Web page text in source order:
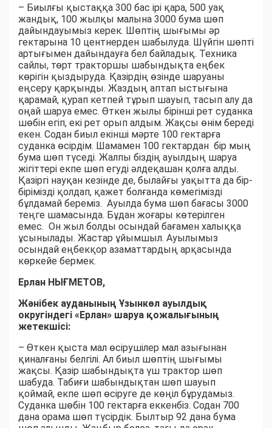
– Биылғы қыстаққа 300 бас ірі қара, 500 уақ
жандық, 100 жылқы малына 3000 бума шөп
дайындауымыз керек. Шөптің шығымы әр
гектарына 10 центнерден шабылуда. Шүйгін шөпті
артығымен дайындауға бел байладық. Техника
сайлы, төрт тракторшы шабындықта еңбек
көрігін қыздыруда. Қазірдің өзінде шаруаны
еңсеру қарқынды. Жаздың аптап ыстығына
қарамай, қурап кетпей тұрып шауып, тасып алу да
оңай шаруа емес. Өткен жылы бірінші рет суданка
шөбін егіп, екі рет орып алдым. Жақсы өнім береді
екен. Содан биыл екінші мәрте 100 гектарға
суданка өсірдім. Шамамен 100 гектардан бір мың
бума шөп түседі. Жалпы біздің ауылдың шаруа
жігіттері екпе шөп егуді әлдеқашан қолға алды.
Қазіргі науқан кезінде де, былайғы уақытта да бір-
бірімізді қолдап, қажет болғанда көмегімізді
бұлдамай береміз. Ауылда бума шөп бағасы 3000
теңге шамасында. Бұдан жоғары көтерілген
емес. Он жыл болды осындай бағамен халыққа
ұсынылады. Жастар ұйымшыл. Ауылымыз
осындай еңбекқор азаматтардың арқасында
көркейе бермек.
Ерлан НЫҒМЕТОВ,
Жәнібек ауданының Ұзынкөл ауылдық
округіндегі «Ерлан» шаруа қожалығының
жетекшісі:
– Өткен қыста мал өсірушілер мал азығынан
қиналғаны белгілі. Ал биыл шөптің шығымы
жақсы. Қазір шабындықта үш трактор шөп
шабуда. Табиғи шабындықтан шөп шауып
қоймай, екпе шөп өсіруге де көңіл бұрудамыз.
Суданка шөбін 100 гектарға еккенбіз. Содан 700
дана орама шөп түсірдік. Былтыр 92 дана бума